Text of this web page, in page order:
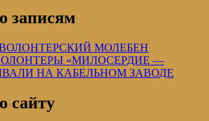
записям
МОЛЕБЕН
«МИЛОСЕРДИЕ —
НА КАБЕЛЬНОМ ЗАВОДЕ
сайту